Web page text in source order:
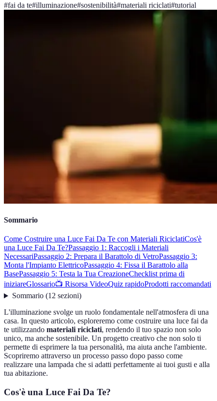
#fai da te#illuminazione#sostenibilità#materiali riciclati#tutorial
Sommario
Come Costruire una Luce Fai Da Te con Materiali RiciclatiCos'è
una Luce Fai Da Te?Passaggio 1: Raccogli i Materiali
NecessariPassaggio 2: Prepara il Barattolo di VetroPassaggio 3:
Monta l'Impianto ElettricoPassaggio 4: Fissa il Barattolo alla
BasePassaggio 5: Testa la Tua CreazioneChecklist prima di
iniziareGlossario📺 Risorsa VideoQuiz rapidoProdotti raccomandati
Sommario(12 sezioni)
L'illuminazione svolge un ruolo fondamentale nell'atmosfera di una
casa. In questo articolo, esploreremo come costruire una luce fai da
te utilizzando materiali riciclati, rendendo il tuo spazio non solo
unico, ma anche sostenibile. Un progetto creativo che non solo ti
permette di esprimere la tua personalità, ma aiuta anche l'ambiente.
Scopriremo attraverso un processo passo dopo passo come
realizzare una lampada che si adatti perfettamente ai tuoi gusti e alla
tua abitazione.
Cos'è una Luce Fai Da Te?